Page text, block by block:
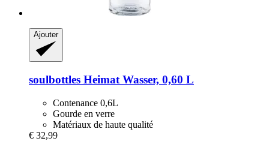
Ajouter
soulbottles Heimat Wasser, 0,60 L
Contenance 0,6L
Gourde en verre
Matériaux de haute qualité
€ 32,99